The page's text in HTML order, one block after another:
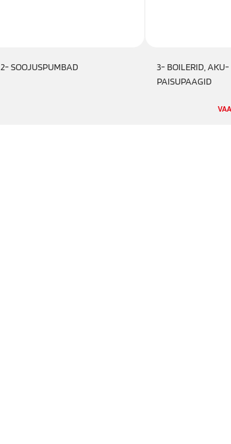
2- SOOJUSPUMBAD
3- BOILERID,
PAISUPAAGID